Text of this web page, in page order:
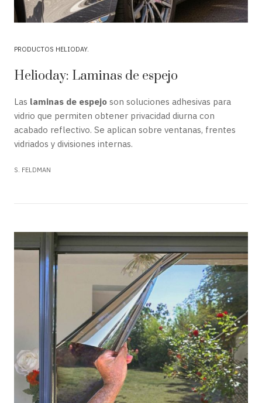
PRODUCTOS HELIODAY
Helioday: Laminas de espejo
Las laminas de espejo son soluciones adhesivas para
vidrio que permiten obtener privacidad diurna con
acabado reflectivo. Se aplican sobre ventanas, frentes
vidriados y divisiones internas.
S. FELDMAN